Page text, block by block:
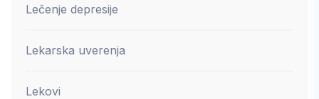
Lečenje depresije
Lekarska uverenja
Lekovi